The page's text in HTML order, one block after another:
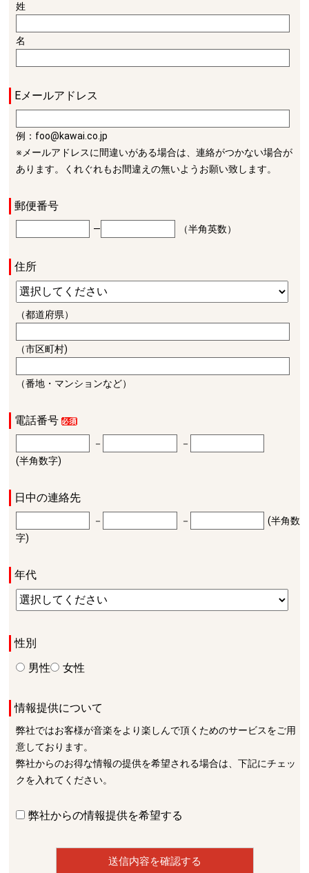
姓
名
Eメールアドレス
例：foo@kawai.co.jp
※メールアドレスに間違いがある場合は、連絡がつかない場合が
あります。くれぐれもお間違えの無いようお願い致します。
郵便番号
― （半角英数）
住所
（都道府県）
（市区町村)
（番地・マンションなど）
電話番号
－
－
(半角数字)
日中の連絡先
－ －
(半角数
字)
年代
性別
男性
女性
情報提供について
弊社ではお客様が音楽をより楽しんで頂くためのサービスをご用
意しております。
弊社からのお得な情報の提供を希望される場合は、下記にチェッ
クを入れてください。
弊社からの情報提供を希望する